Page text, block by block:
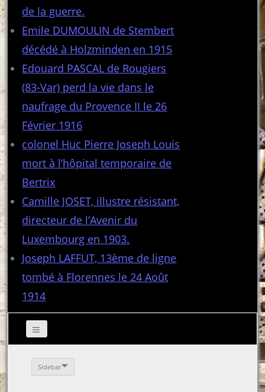
de la guerre.
Emile DUMOULIN de Stembert
décédé à Holzminden en 1915
Edouard PASCAL de Rougiers
(83-Var) perd la vie dans le
naufrage du Provence II le 26
Février 1916
colonel Huc Pierre Joseph Louis
mort à l’hôpital temporaire de
Bertrix
Camille JOSET, illustre résistant,
directeur de l’Avenir du
Luxembourg en 1903.
Joseph LAFFUT, 13ème de ligne
tombé à Florennes le 24 Août
1914
Sidebar